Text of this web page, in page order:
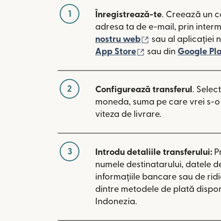
1 Înregistrează-te. Creează un
adresa ta de e-mail, prin
nostru web
(se deschide
sau al aplicației
App Store
(se deschide într-
sau din Google
2 Configurează transferul .
moneda, suma pe care vrei s-
viteza de livrare.
3 Introdu detaliile transferului:
numele destinatarului, datele
informațiile bancare sau de
dintre metodele de plată
Indonezia.